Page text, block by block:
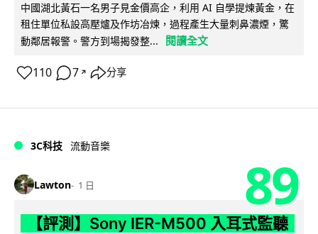
中國湖北黃石一名男子見金價高企，利用 AI 自學提煉黃金，在
租住單位私設高壓爐及作坊冶煉，過程產生大量刺鼻濃煙，驚
動鄰居報警。警方到場揭發整...
閱讀全文
110 7 ↗ 分享
3C科技 流動音樂
Lawton 1 日 89
【評測】Sony IER-M500 入耳式監聽